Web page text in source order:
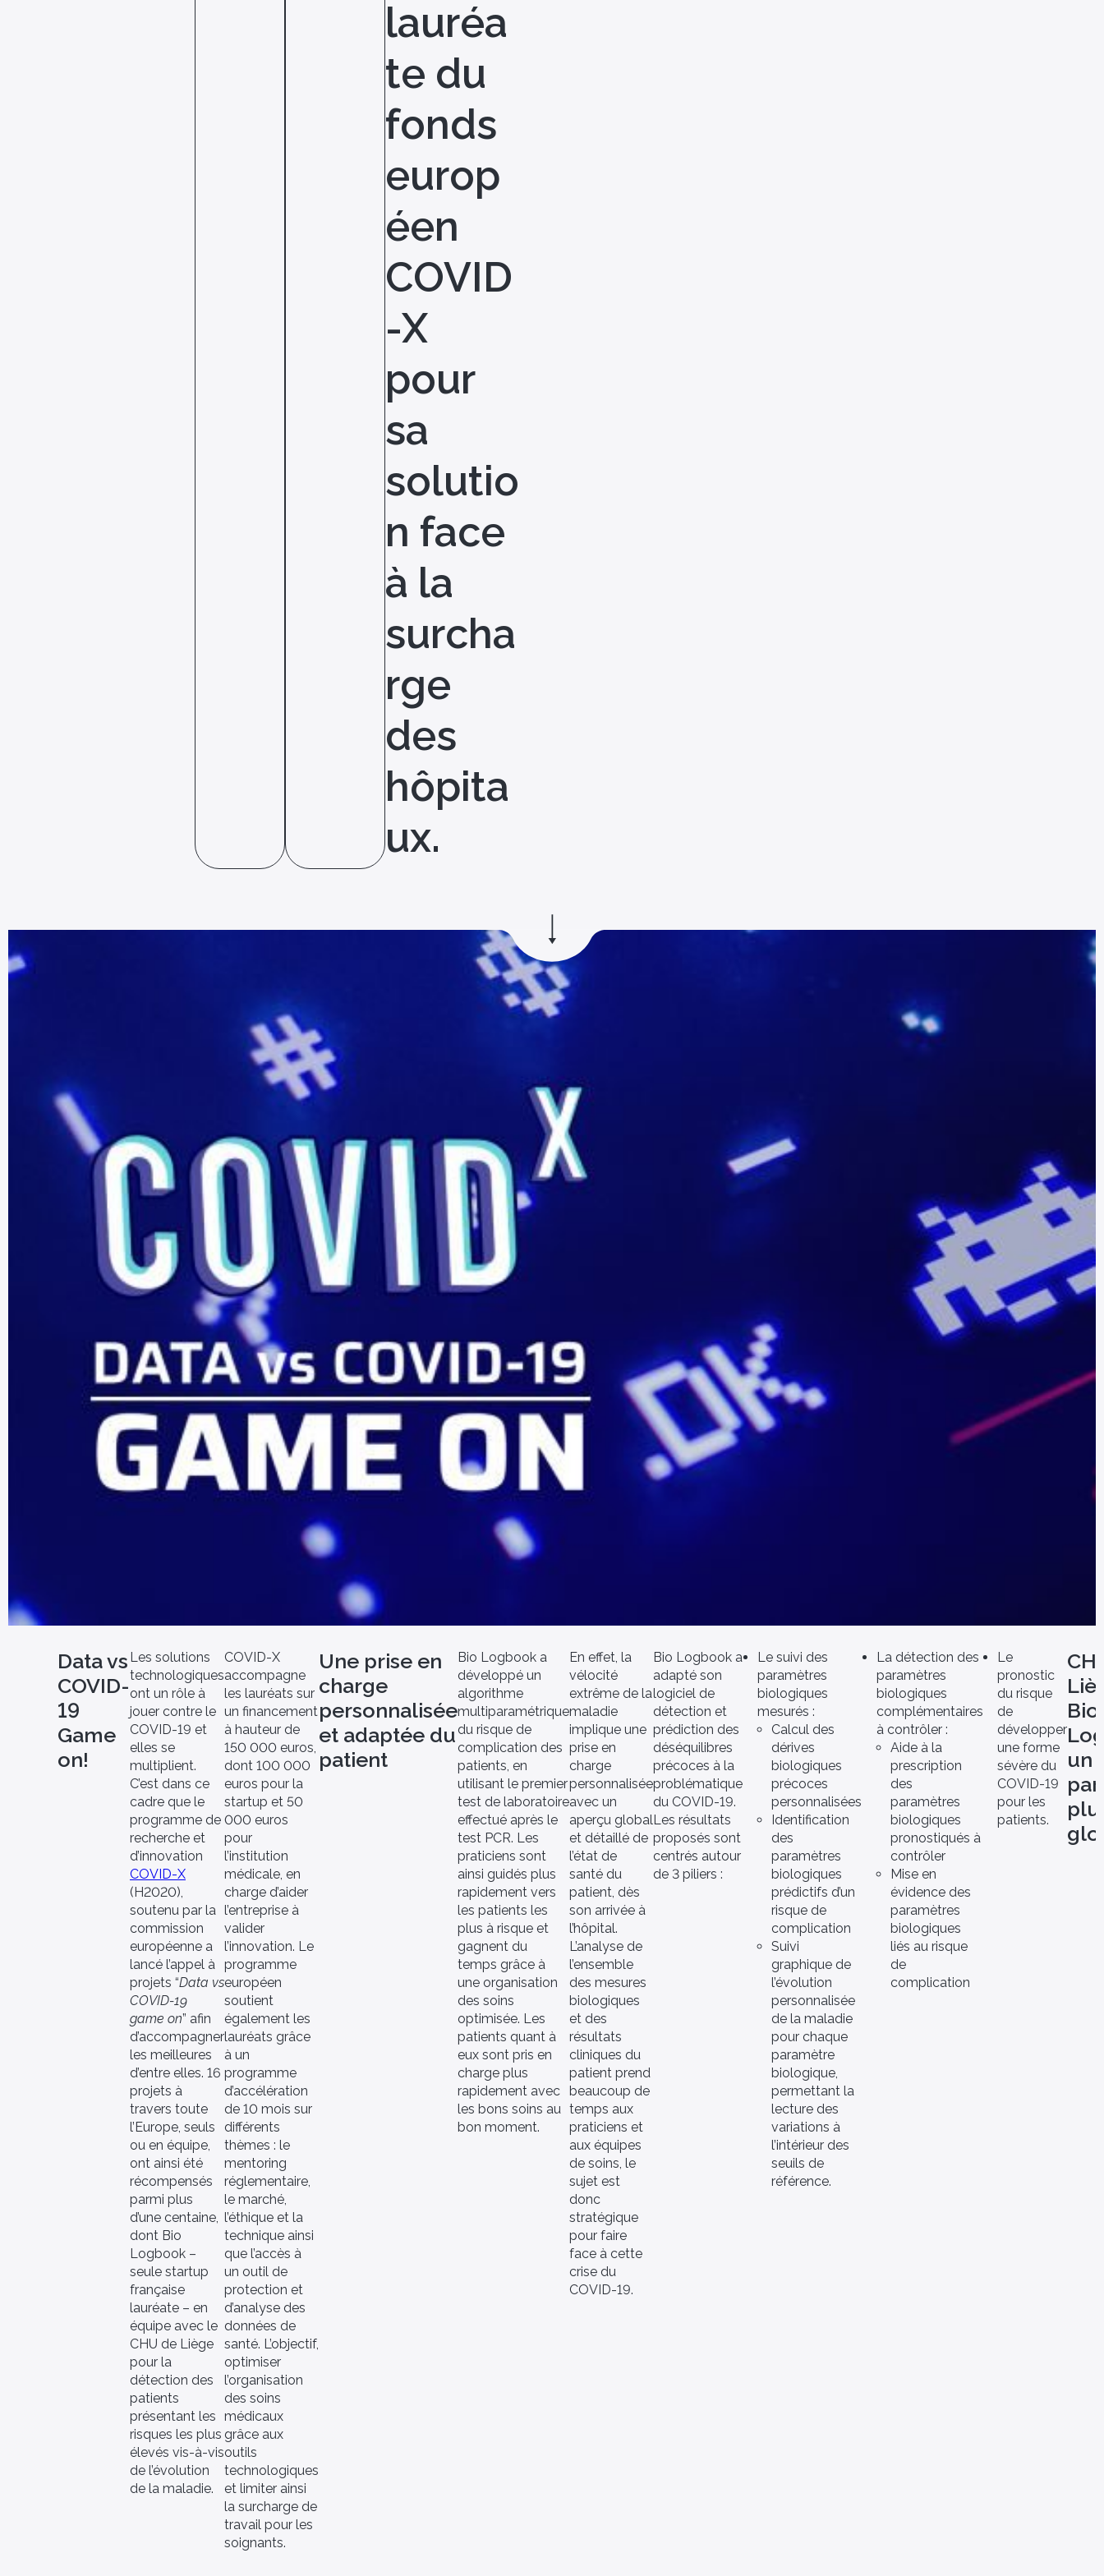
lauréa
te du
fonds
europ
éen
COVID
-X
pour
sa
solutio
n face
à la
surcha
rge
des
hôpita
ux.
Data vs
COVID-
19
Game
on!
Les solutions
technologiques
ont un rôle à
jouer contre le
COVID-19 et
elles se
multiplient.
C’est dans ce
cadre que le
programme de
recherche et
d’innovation
COVID-X
(H2020),
soutenu par la
commission
européenne a
lancé l’appel à
projets “Data vs
COVID-19
game on” afin
d’accompagner
les meilleures
d’entre elles. 16
projets à
travers toute
l’Europe, seuls
ou en équipe,
ont ainsi été
récompensés
parmi plus
d’une centaine,
dont Bio
Logbook –
seule startup
française
lauréate – en
équipe avec le
CHU de Liège
pour la
détection des
patients
présentant les
risques les plus
élevés vis-à-vis
de l’évolution
de la maladie.
COVID-X
accompagne
les lauréats sur
un financement
à hauteur de
150 000 euros,
dont 100 000
euros pour la
startup et 50
000 euros
pour
l’institution
médicale, en
charge d’aider
l’entreprise à
valider
l’innovation. Le
programme
européen
soutient
également les
lauréats grâce
à un
programme
d’accélération
de 10 mois sur
différents
thèmes : le
mentoring
réglementaire,
le marché,
l’éthique et la
technique ainsi
que l’accès à
un outil de
protection et
d’analyse des
données de
santé. L’objectif,
optimiser
l’organisation
des soins
médicaux
grâce aux
outils
technologiques
et limiter ainsi
la surcharge de
travail pour les
soignants.
Une prise en
charge
personnalisée
et adaptée du
patient
Bio Logbook a
développé un
algorithme
multiparamétrique
du risque de
complication des
patients, en
utilisant le premier
test de laboratoire
effectué après le
test PCR. Les
praticiens sont
ainsi guidés plus
rapidement vers
les patients les
plus à risque et
gagnent du
temps grâce à
une organisation
des soins
optimisée. Les
patients quant à
eux sont pris en
charge plus
rapidement avec
les bons soins au
bon moment.
En effet, la
vélocité
extrême de la
maladie
implique une
prise en
charge
personnalisée
avec un
aperçu global
et détaillé de
l’état de
santé du
patient, dès
son arrivée à
l’hôpital.
L’analyse de
l’ensemble
des mesures
biologiques
et des
résultats
cliniques du
patient prend
beaucoup de
temps aux
praticiens et
aux équipes
de soins, le
sujet est
donc
stratégique
pour faire
face à cette
crise du
COVID-19.
Bio Logbook a
adapté son
logiciel de
détection et
prédiction des
déséquilibres
précoces à la
problématique
du COVID-19.
Les résultats
proposés sont
centrés autour
de 3 piliers :
Le suivi des
paramètres
biologiques
mesurés :
Calcul des
dérives
biologiques
précoces
personnalisées
Identification
des
paramètres
biologiques
prédictifs d’un
risque de
complication
Suivi
graphique de
l’évolution
personnalisée
de la maladie
pour chaque
paramètre
biologique,
permettant la
lecture des
variations à
l’intérieur des
seuils de
référence.
La détection des
paramètres
biologiques
complémentaires
à contrôler :
Aide à la
prescription
des
paramètres
biologiques
pronostiqués à
contrôler
Mise en
évidence des
paramètres
biologiques
liés au risque
de
complication
Le
pronostic
du risque
de
développer
une forme
sévère du
COVID-19
pour les
patients.
Bio
un